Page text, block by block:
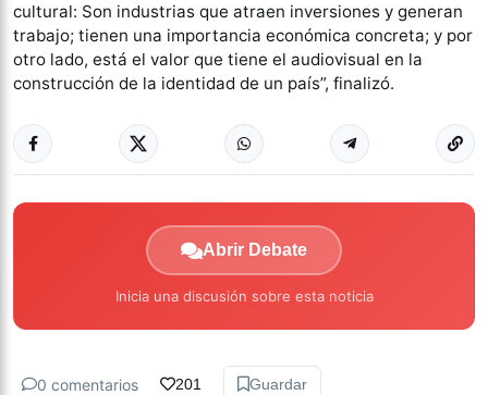
cultural: Son industrias que atraen inversiones y generan
trabajo; tienen una importancia económica concreta; y por
otro lado, está el valor que tiene el audiovisual en la
construcción de la identidad de un país”, finalizó.
Abrir Debate
Inicia una discusión sobre esta noticia
0 comentarios 201 Guardar